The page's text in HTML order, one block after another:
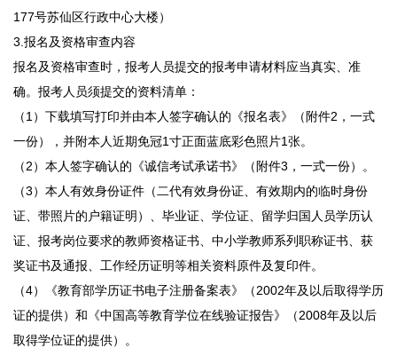
177号苏仙区行政中心大楼）
3.报名及资格审查内容
报名及资格审查时，报考人员提交的报考申请材料应当真实、准
确。报考人员须提交的资料清单：
（1）下载填写打印并由本人签字确认的《报名表》（附件2，一式
一份），并附本人近期免冠1寸正面蓝底彩色照片1张。
（2）本人签字确认的《诚信考试承诺书》（附件3，一式一份）。
（3）本人有效身份证件（二代有效身份证、有效期内的临时身份
证、带照片的户籍证明）、毕业证、学位证、留学归国人员学历认
证、报考岗位要求的教师资格证书、中小学教师系列职称证书、获
奖证书及通报、工作经历证明等相关资料原件及复印件。
（4）《教育部学历证书电子注册备案表》（2002年及以后取得学历
证的提供）和《中国高等教育学位在线验证报告》（2008年及以后
取得学位证的提供）。